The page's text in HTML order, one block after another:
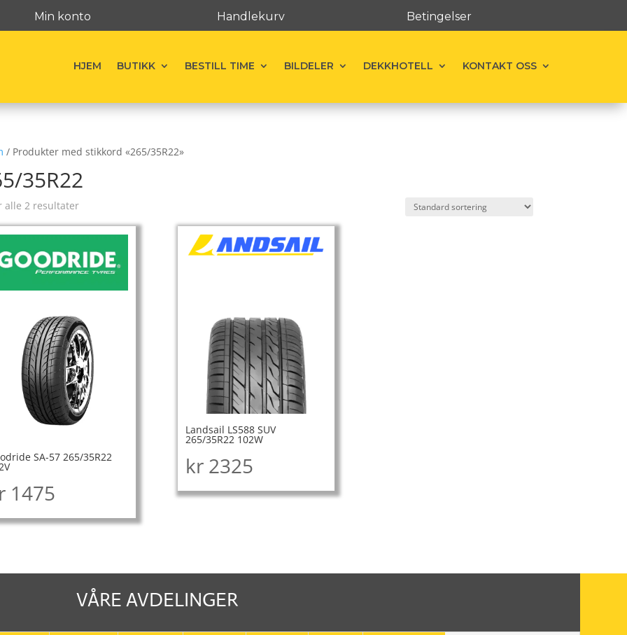
Min konto Handlekurv Betingelser
HJEM BUTIKK BESTILL TIME BILDELER DEKKHOTELL KONTAKT OSS
/ Produkter med stikkord «265/35R22»
35R22
alle 2 resultater
SA-57 265/35R22
1475
Landsail LS588 SUV
265/35R22 102W
kr 2325
VÅRE AVDELINGER